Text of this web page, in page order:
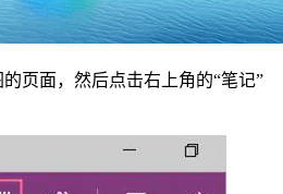
页面，然后点击右上角的“笔记”